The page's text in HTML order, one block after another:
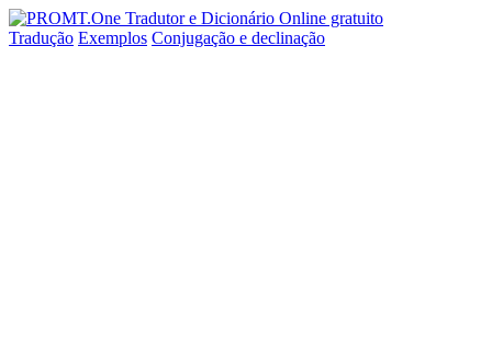
Tradução Exemplos Conjugação e declinação